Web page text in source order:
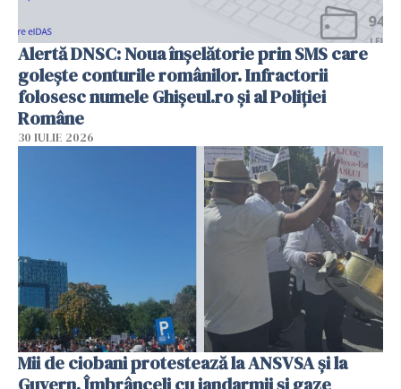
Alertă DNSC: Noua înșelătorie prin SMS care
golește conturile românilor. Infractorii
folosesc numele Ghișeul.ro și al Poliției
Române
30 IULIE 2026
Mii de ciobani protestează la ANSVSA și la